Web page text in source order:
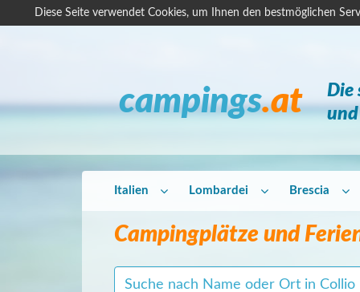
Diese Seite verwendet Cookies, um Ihnen den bestmöglichen
campings.at
Die
Campingplätze und
Italien Lombardei Brescia